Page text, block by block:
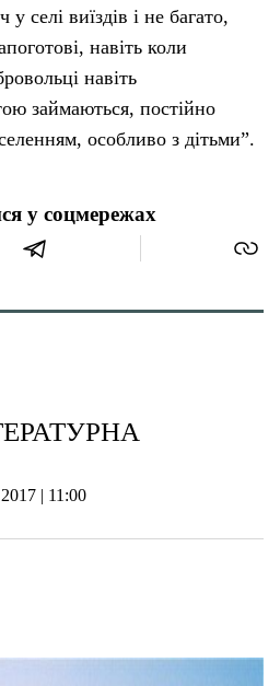
селі виїздів і не багато,
навіть коли
навіть
займаються, постійно
особливо з дітьми”.
у соцмережах
| 11:00